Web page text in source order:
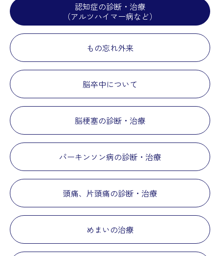
認知症の診断・治療
（アルツハイマー病など）
もの忘れ外来
脳卒中について
脳梗塞の診断・治療
パーキンソン病の診断・治療
頭痛、片頭痛の診断・治療
めまいの治療